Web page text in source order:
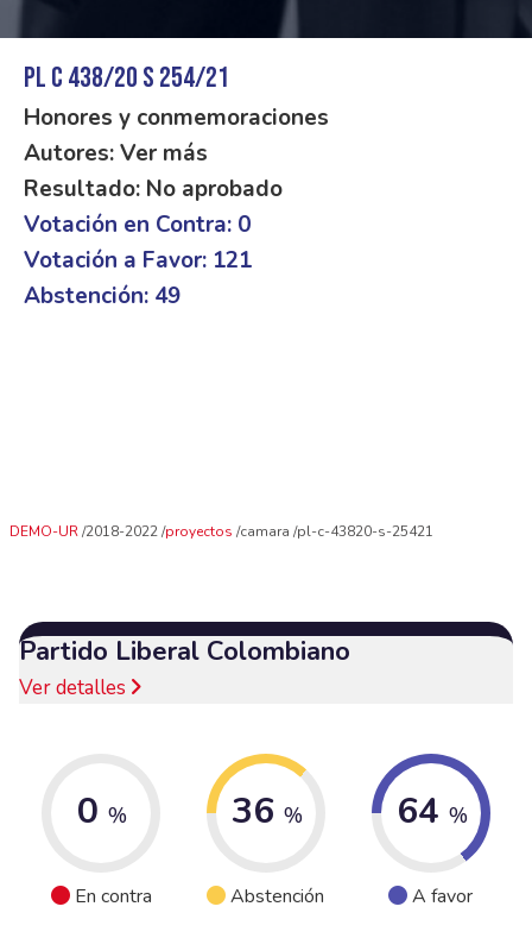
PL C 438/20 S 254/21
Honores y conmemoraciones
Autores: Ver más
Resultado: No aprobado
Votación en Contra: 0
Votación a Favor: 121
Abstención: 49
DEMO-UR 2018-2022 proyectos camara pl-c-43820-s-25421
Partido Liberal Colombiano
Ver detalles
0 %
En contra
36 %
Abstención
64 %
A favor